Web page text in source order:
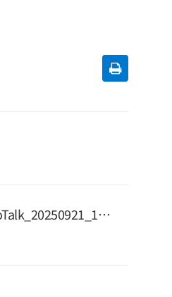
# 첨부 4.KakaoTalk_20250921_165142494_01.jpg